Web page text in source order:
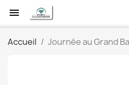

Accueil Journée au Grand